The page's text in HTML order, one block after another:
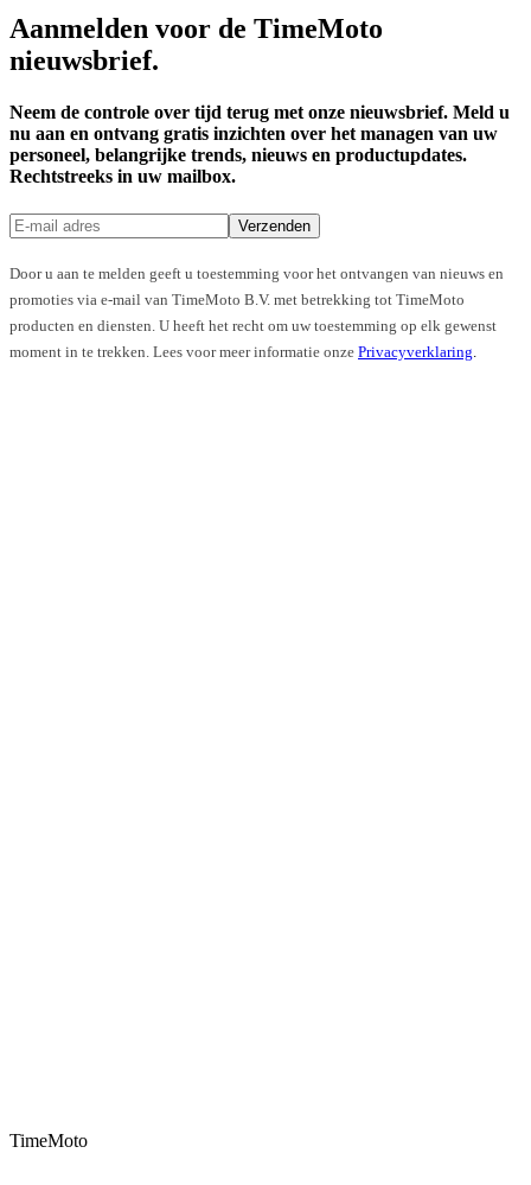
Aanmelden voor de TimeMoto
nieuwsbrief.
Neem de controle over tijd terug met onze nieuwsbrief. Meld u
nu aan en ontvang gratis inzichten over het managen van uw
personeel, belangrijke trends, nieuws en productupdates.
Rechtstreeks in uw mailbox.
Verzenden
Door u aan te melden geeft u toestemming voor het ontvangen van nieuws en
promoties via e-mail van TimeMoto B.V. met betrekking tot TimeMoto
producten en diensten. U heeft het recht om uw toestemming op elk gewenst
moment in te trekken. Lees voor meer informatie onze Privacyverklaring.
TimeMoto